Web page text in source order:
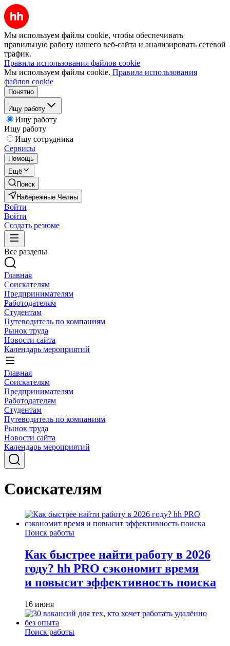
Мы используем файлы cookie, чтобы обеспечивать
правильную работу нашего веб-сайта и анализировать сетевой
трафик.
Правила использования файлов cookie
Мы используем файлы cookie. Правила использования
файлов cookie
Понятно
Ищу работу
Ищу работу
Ищу работу
Ищу сотрудника
Сервисы
Помощь
Ещё
Поиск
Набережные Челны
Войти
Войти
Создать резюме
Все разделы
Главная
Соискателям
Предпринимателям
Работодателям
Студентам
Путеводитель по компаниям
Рынок труда
Новости сайта
Календарь мероприятий
Главная
Соискателям
Предпринимателям
Работодателям
Студентам
Путеводитель по компаниям
Рынок труда
Новости сайта
Календарь мероприятий
Соискателям
Поиск работы
Как быстрее найти работу в 2026
году? hh PRO сэкономит время
и повысит эффективность поиска
16 июня
Поиск работы